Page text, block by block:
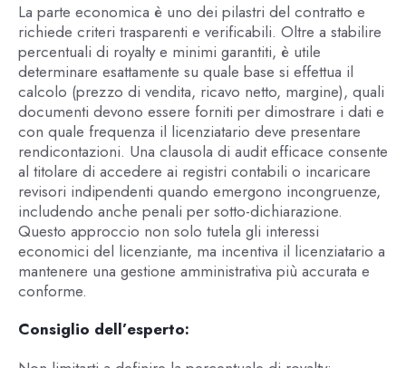
La parte economica è uno dei pilastri del contratto e
richiede criteri trasparenti e verificabili. Oltre a stabilire
percentuali di royalty e minimi garantiti, è utile
determinare esattamente su quale base si effettua il
calcolo (prezzo di vendita, ricavo netto, margine), quali
documenti devono essere forniti per dimostrare i dati e
con quale frequenza il licenziatario deve presentare
rendicontazioni. Una clausola di audit efficace consente
al titolare di accedere ai registri contabili o incaricare
revisori indipendenti quando emergono incongruenze,
includendo anche penali per sotto-dichiarazione.
Questo approccio non solo tutela gli interessi
economici del licenziante, ma incentiva il licenziatario a
mantenere una gestione amministrativa più accurata e
conforme.
Consiglio dell’esperto: